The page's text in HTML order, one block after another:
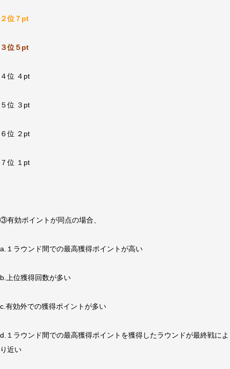
２位７pt
３位５pt
４位 ４pt
５位 ３pt
６位 ２pt
７位 １pt
③有効ポイントが同点の場合、
a.１ラウンド間での最高獲得ポイントが高い
b.上位獲得回数が多い
c.有効外での獲得ポイントが多い
d.１ラウンド間での最高獲得ポイントを獲得したラウンドが最終戦によ
り近い